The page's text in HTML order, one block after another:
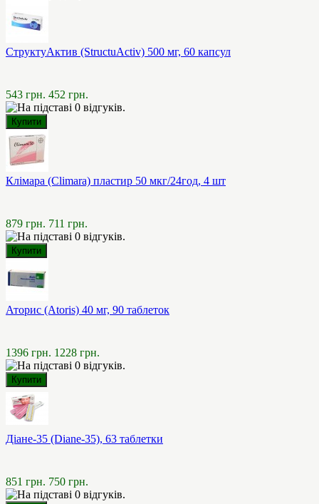
СтруктуАктив (StructuActiv) 500 мг, 60 капсул
543 грн. 452 грн.
Клімара (Climara) пластир 50 мкг/24год, 4 шт
879 грн. 711 грн.
Аторис (Atoris) 40 мг, 90 таблеток
1396 грн. 1228 грн.
Діане-35 (Diane-35), 63 таблетки
851 грн. 750 грн.